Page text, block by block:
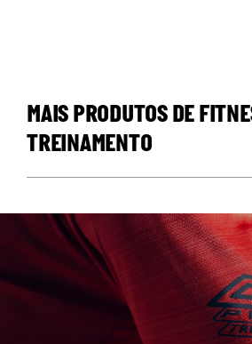
MAIS PRODUTOS DE
TREINAMENTO